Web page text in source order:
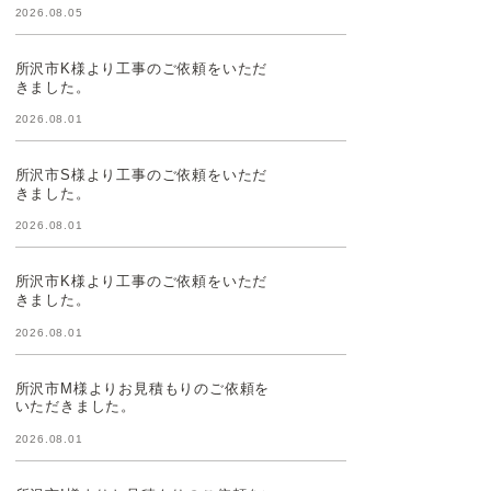
2026.08.05
所沢市K様より工事のご依頼をいただ
きました。
2026.08.01
所沢市S様より工事のご依頼をいただ
きました。
2026.08.01
所沢市K様より工事のご依頼をいただ
きました。
2026.08.01
所沢市M様よりお見積もりのご依頼を
いただきました。
2026.08.01